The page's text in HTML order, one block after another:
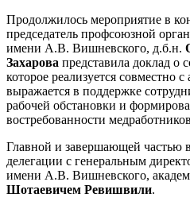
Продолжилось мероприятие в
председатель профсоюзной
имени А.В. Вишневского, д.б.н.
Захарова представила доклад о
которое реализуется совместно
выражается в поддержке
рабочей обстановки и
востребованности
Главной и завершающей частью
делегации с генеральным
имени А.В. Вишневского,
Шотаевичем Ревишвили.